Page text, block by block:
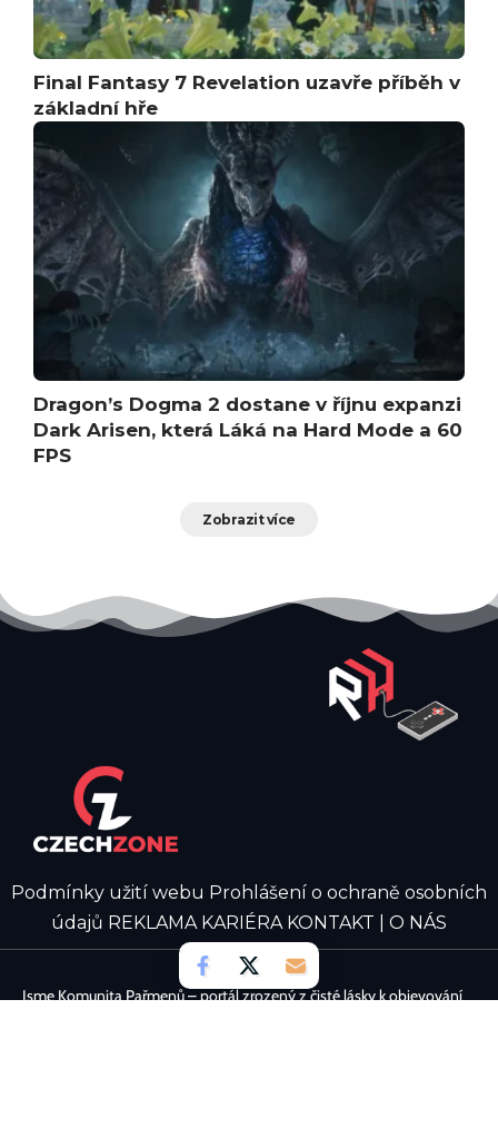
Final Fantasy 7 Revelation uzavře příběh v
základní hře
Dragon’s Dogma 2 dostane v říjnu expanzi
Dark Arisen, která Láká na Hard Mode a 60
FPS
Zobrazit více
Podmínky užití webu Prohlášení o ochraně osobních
údajů REKLAMA KARIÉRA KONTAKT | O NÁS
Jsme Komunita Pařmenů – portál zrozený z čisté lásky k objevování